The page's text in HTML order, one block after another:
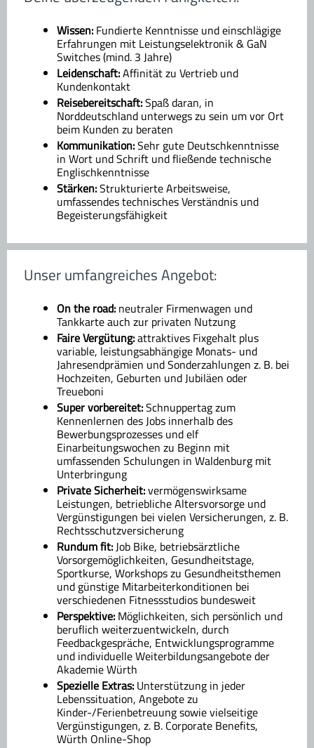
Wissen: Fundierte Kenntnisse und einschlägige
Erfahrungen mit Leistungselektronik & GaN
Switches (mind. 3 Jahre)
Leidenschaft:Affinität zu Vertrieb und
Kundenkontakt
Reisebereitschaft:Spaß daran, in
Norddeutschland unterwegs zu sein um vor Ort
beim Kunden zu beraten
Kommunikation:Sehr gute Deutschkenntnisse
in Wort und Schrift und fließende technische
Englischkenntnisse
Stärken:Strukturierte Arbeitsweise,
umfassendes technisches Verständnis und
Begeisterungsfähigkeit
Unser umfangreiches Angebot:
On the road: neutraler Firmenwagen und
Tankkarte auch zur privaten Nutzung
Faire Vergütung:attraktives Fixgehalt plus
variable, leistungsabhängige Monats- und
Jahresendprämien und Sonderzahlungen z. B. bei
Hochzeiten, Geburten und Jubiläen oder
Treueboni
Super vorbereitet:Schnuppertag zum
Kennenlernen des Jobs innerhalb des
Bewerbungsprozesses und elf
Einarbeitungswochen zu Beginn mit
umfassenden Schulungen in Waldenburg mit
Unterbringung
Private Sicherheit:vermögenswirksame
Leistungen, betriebliche Altersvorsorge und
Vergünstigungen bei vielen Versicherungen, z. B.
Rechtsschutzversicherung
Rundum fit: Job Bike, betriebsärztliche
Vorsorgemöglichkeiten, Gesundheitstage,
Sportkurse, Workshops zu Gesundheitsthemen
und günstige Mitarbeiterkonditionen bei
verschiedenen Fitnessstudios bundesweit
Perspektive: Möglichkeiten, sich persönlich und
beruflich weiterzuentwickeln, durch
Feedbackgespräche, Entwicklungsprogramme
und individuelle Weiterbildungsangebote der
Akademie Würth
Spezielle Extras: Unterstützung in jeder
Lebenssituation, Angebote zu
Kinder-/Ferienbetreuung sowie vielseitige
Vergünstigungen, z. B. Corporate Benefits,
Würth Online-Shop